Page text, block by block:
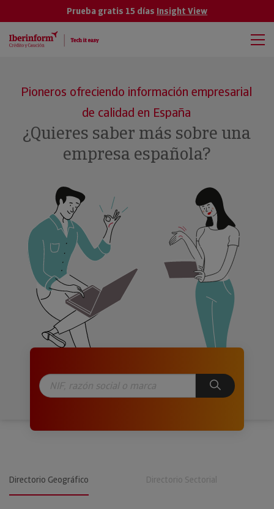
Prueba gratis 15 días Insight View
Pioneros ofreciendo información empresarial
de calidad en España
¿Quieres saber más sobre una
empresa española?
Directorio Geográfico Directorio Sectorial